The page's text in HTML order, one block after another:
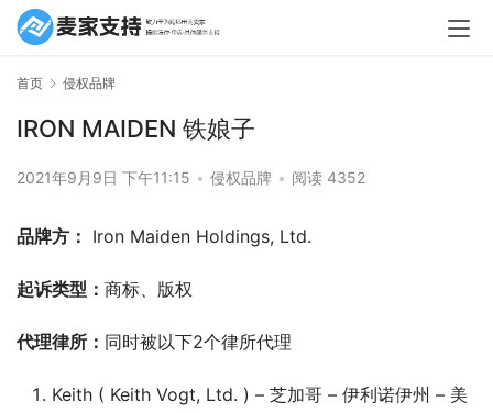
首页 侵权品牌
IRON MAIDEN 铁娘子
2021年9月9日 下午11:15 • 侵权品牌 • 阅读 4352
品牌方： Iron Maiden Holdings, Ltd.
起诉类型： 商标、版权
代理律所： 同时被以下2个律所代理
Keith ( Keith Vogt, Ltd. ) – 芝加哥 – 伊利诺伊州 – 美